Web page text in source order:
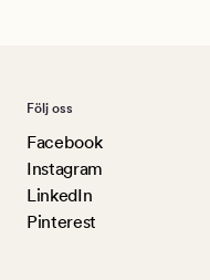
Följ oss
Facebook
Instagram
LinkedIn
Pinterest